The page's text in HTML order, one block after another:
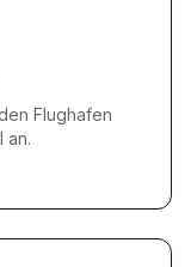
Flughafen
an.